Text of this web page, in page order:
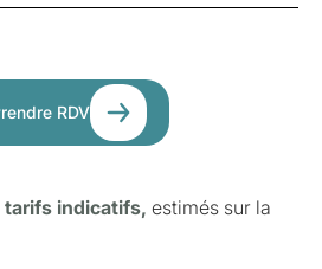
RDV
indicatifs, estimés sur la